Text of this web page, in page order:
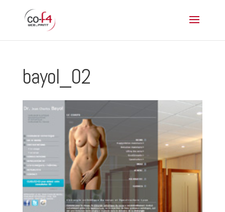
bayol_02